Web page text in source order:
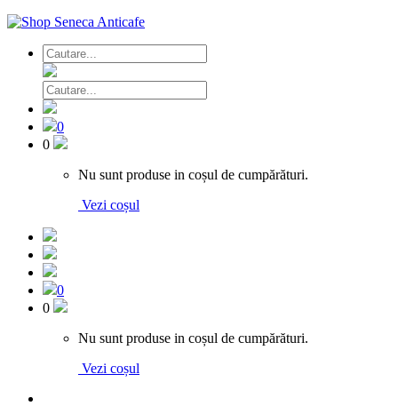
0
0
Nu sunt produse in coșul de cumpărături.
Vezi coșul
0
0
Nu sunt produse in coșul de cumpărături.
Vezi coșul